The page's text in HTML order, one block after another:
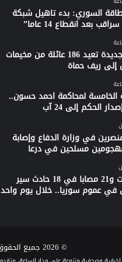
السوري: بدء تاهيل شبكة
بعد انقطاع 14 عاما”
قافلة جديدة تعيد 186 عائلة من مخيمات
إلى ريف حماة
الخامسة لمحاكمة احمد حسون..
الحكم إلى 24 آب
في وزارة الدفاع وإصابة
مسلحين في درعا
3 وفيات و21 مصابا في 18 حادث سير
في عموم سوريا.. خلال يوم واحد
© 2026 جميع الحقوق محفوظة لفرش أون لاين